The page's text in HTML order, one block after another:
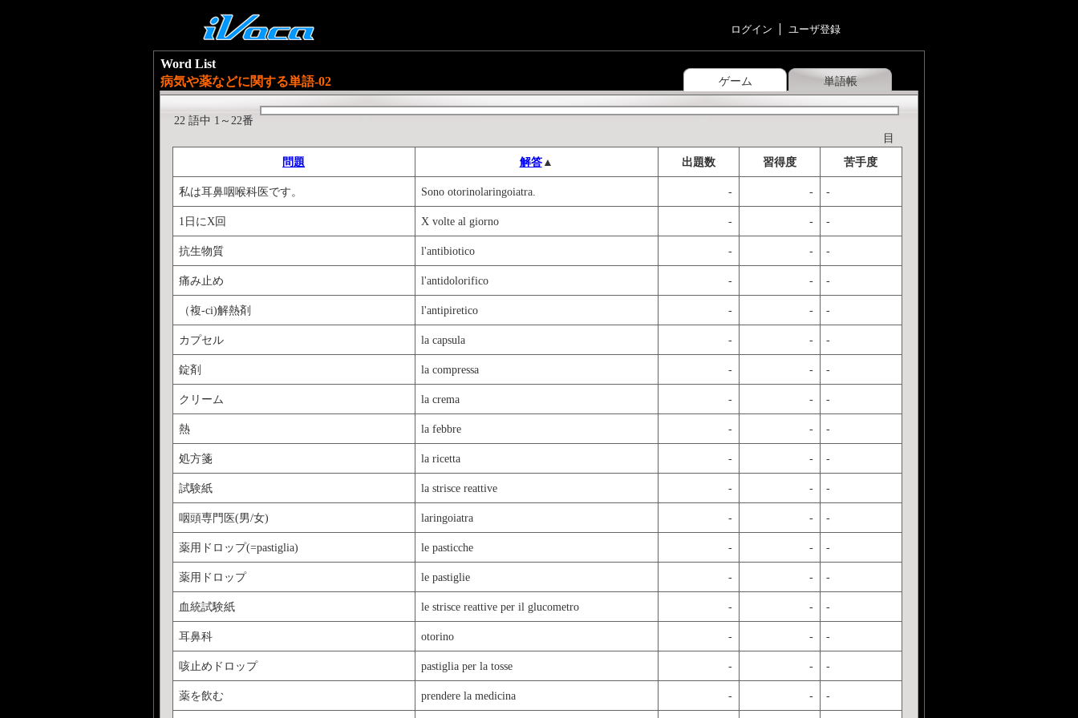
ログイン ユーザ登録
ゲーム 単語帳
Word List
病気や薬などに関する単語-02
22 語中 1～22番
目
問題
解答▲ 出題数 習得度 苦手度
私は耳鼻咽喉科医です。 Sono otorinolaringoiatra. - - -
1日にX回 X volte al giorno - - -
抗生物質 l'antibiotico - - -
痛み止め l'antidolorifico - - -
（複-ci)解熱剤 l'antipiretico - - -
カプセル la capsula - - -
錠剤 la compressa - - -
クリーム la crema - - -
熱 la febbre - - -
処方箋 la ricetta - - -
試験紙 la strisce reattive - - -
咽頭専門医(男/女) laringoiatra - - -
薬用ドロップ(=pastiglia) le pasticche - - -
薬用ドロップ le pastiglie - - -
血統試験紙 le strisce reattive per il glucometro - - -
耳鼻科 otorino - - -
咳止めドロップ pastiglia per la tosse - - -
薬を飲む prendere la medicina - - -